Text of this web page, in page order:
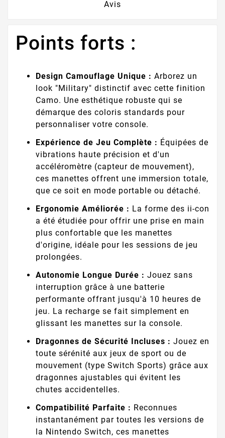
Avis
Points forts :
Design Camouflage Unique : Arborez un
look "Military" distinctif avec cette finition
Camo. Une esthétique robuste qui se
démarque des coloris standards pour
personnaliser votre console.
Expérience de Jeu Complète : Équipées de
vibrations haute précision et d'un
accéléromètre (capteur de mouvement),
ces manettes offrent une immersion totale,
que ce soit en mode portable ou détaché.
Ergonomie Améliorée : La forme des ii-con
a été étudiée pour offrir une prise en main
plus confortable que les manettes
d'origine, idéale pour les sessions de jeu
prolongées.
Autonomie Longue Durée : Jouez sans
interruption grâce à une batterie
performante offrant jusqu'à 10 heures de
jeu. La recharge se fait simplement en
glissant les manettes sur la console.
Dragonnes de Sécurité Incluses : Jouez en
toute sérénité aux jeux de sport ou de
mouvement (type Switch Sports) grâce aux
dragonnes ajustables qui évitent les
chutes accidentelles.
Compatibilité Parfaite : Reconnues
instantanément par toutes les versions de
la Nintendo Switch, ces manettes